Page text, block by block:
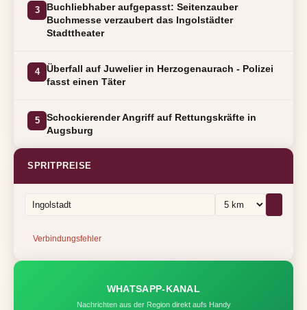
3
Buchliebhaber aufgepasst: Seitenzauber
Buchmesse verzaubert das Ingolstädter
Stadttheater
4
Überfall auf Juwelier in Herzogenaurach - Polizei
fasst einen Täter
5
Schockierender Angriff auf Rettungskräfte in
Augsburg
SPRITPREISE
Verbindungsfehler
WHATSAPP-KANAL
Nachrichten aus der Region direkt aufs Handy